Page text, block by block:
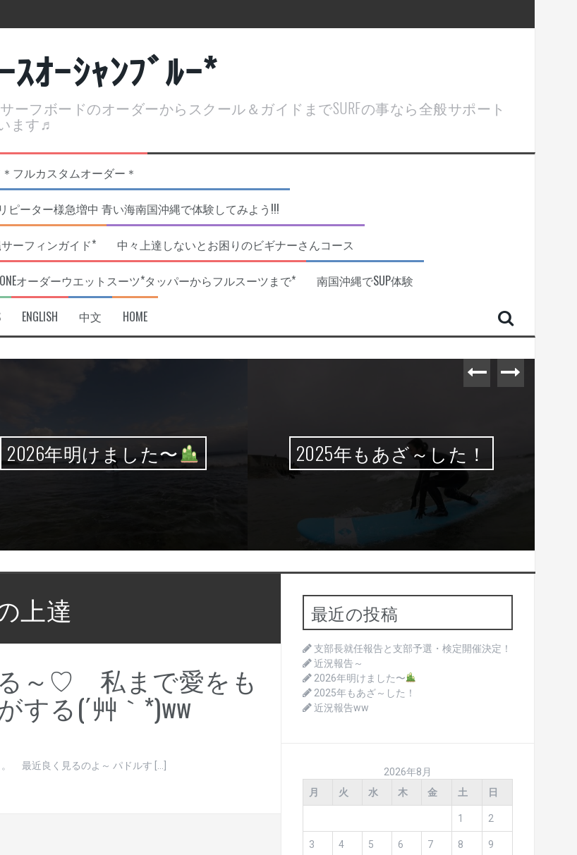
ｽｵｰｼｬﾝﾌﾞﾙｰ*
サーフボードのオーダーからスクール＆ガイドまでSURFの事なら全般サポート
ます♬
＊フルカスタムオーダー＊
ター様急増中 青い海南国沖縄で体験してみよう!!!
ーフィンガイド* 中々上達しないとお困りのビギナーさんコース
オーダーウエットスーツ*タッパーからフルスーツまで* 南国沖縄でSUP体験
ENGLISH 中文 HOME
2026年明けました〜 2025年もあざ～した！
上達
～♡ 私まで愛をも
する(´艸｀*)ww
最近良く見るのよ～ パドルす […]
最近の投稿
支部長就任報告と支部予選・検定開催決定！
近況報告～
2026年明けました〜
2025年もあざ～した！
近況報告ww
2026年8月
月
火 水 木 金 土 日
1 2
3 4 5 6 7 8 9